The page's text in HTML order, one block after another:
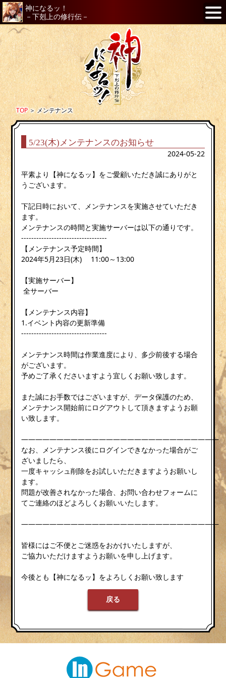
神になるッ！
－下剋上の修行伝－
TOP＞メンテナンス
5/23(木)メンテナンスのお知らせ
2024-05-22
平素より【神になるッ】をご愛顧いただき誠にありがと
うございます。
下記日時において、メンテナンスを実施させていただき
ます。
メンテナンスの時間と実施サーバーは以下の通りです。
----------------------------------
【メンテナンス予定時間】
2024年5月23日(木) 11:00～13:00
【実施サーバー】
全サーバー
【メンテナンス内容】
1.イベント内容の更新準備
----------------------------------
メンテナンス時間は作業進度により、多少前後する場合
がございます。
予めご了承くださいますよう宜しくお願い致します。
また誠にお手数ではございますが、データ保護のため、
メンテナンス開始前にログアウトして頂きますようお願
い致します。
————————————————————————————
なお、メンテナンス後にログインできなかった場合がご
ざいましたら、
一度キャッシュ削除をお試しいただきますようお願いし
ます。
問題が改善されなかった場合、お問い合わせフォームに
てご連絡のほどよろしくお願いいたします。
————————————————————————————
皆様にはご不便とご迷惑をおかけいたしますが、
ご協力いただけますようお願いを申し上げます。
今後とも【神になるッ】をよろしくお願い致します
戻る